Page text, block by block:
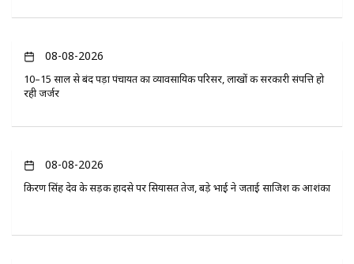
08-08-2026
10–15 साल से बंद पड़ा पंचायत का व्यावसायिक परिसर, लाखों की सरकारी संपत्ति हो
रही जर्जर
08-08-2026
किरण सिंह देव के सड़क हादसे पर सियासत तेज, बड़े भाई ने जताई साजिश की आशंका